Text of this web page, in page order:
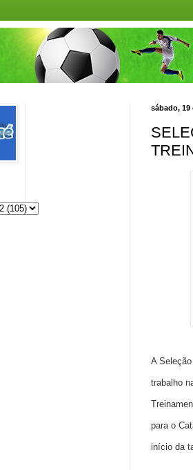
sábado, 19
A
trabalho
para o
início da